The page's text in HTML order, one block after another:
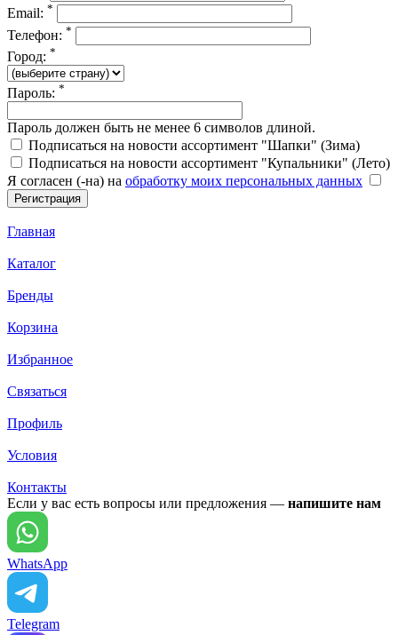
Email: *
Телефон: *
Город: *
Пароль: *
Пароль должен быть не менее 6 символов длиной.
Подписаться на новости ассортимент "Шапки" (Зима)
Подписаться на новости ассортимент "Купальники" (Лето)
Я согласен (-на) на обработку моих персональных данных
Главная
Каталог
Бренды
Корзина
Избранное
Связаться
Профиль
Условия
Контакты
Если у вас есть вопросы или предложения — напишите нам
WhatsApp
Telegram